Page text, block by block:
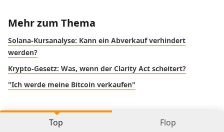
Mehr zum Thema
Solana-Kursanalyse: Kann ein Abverkauf verhindert
werden?
Krypto-Gesetz: Was, wenn der Clarity Act scheitert?
"Ich werde meine Bitcoin verkaufen"
Top Flop